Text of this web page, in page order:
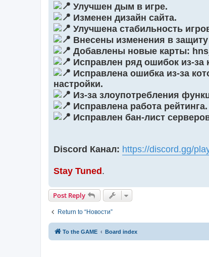
Улучшен дым в игре.
Изменен дизайн сайта.
Улучшена стабильность
Внесены изменения в
Добавлены новые карты:
Исправлен ряд ошибок из-за
Исправлена ошибка из-за
настройки.
Из-за злоупотребления
Исправлена работа рейтинга.
Исправлен бан-лист
Discord Канал: https://discord.gg/
Stay Tuned.
Post Reply
Return to “Новости”
To the GAME Board index